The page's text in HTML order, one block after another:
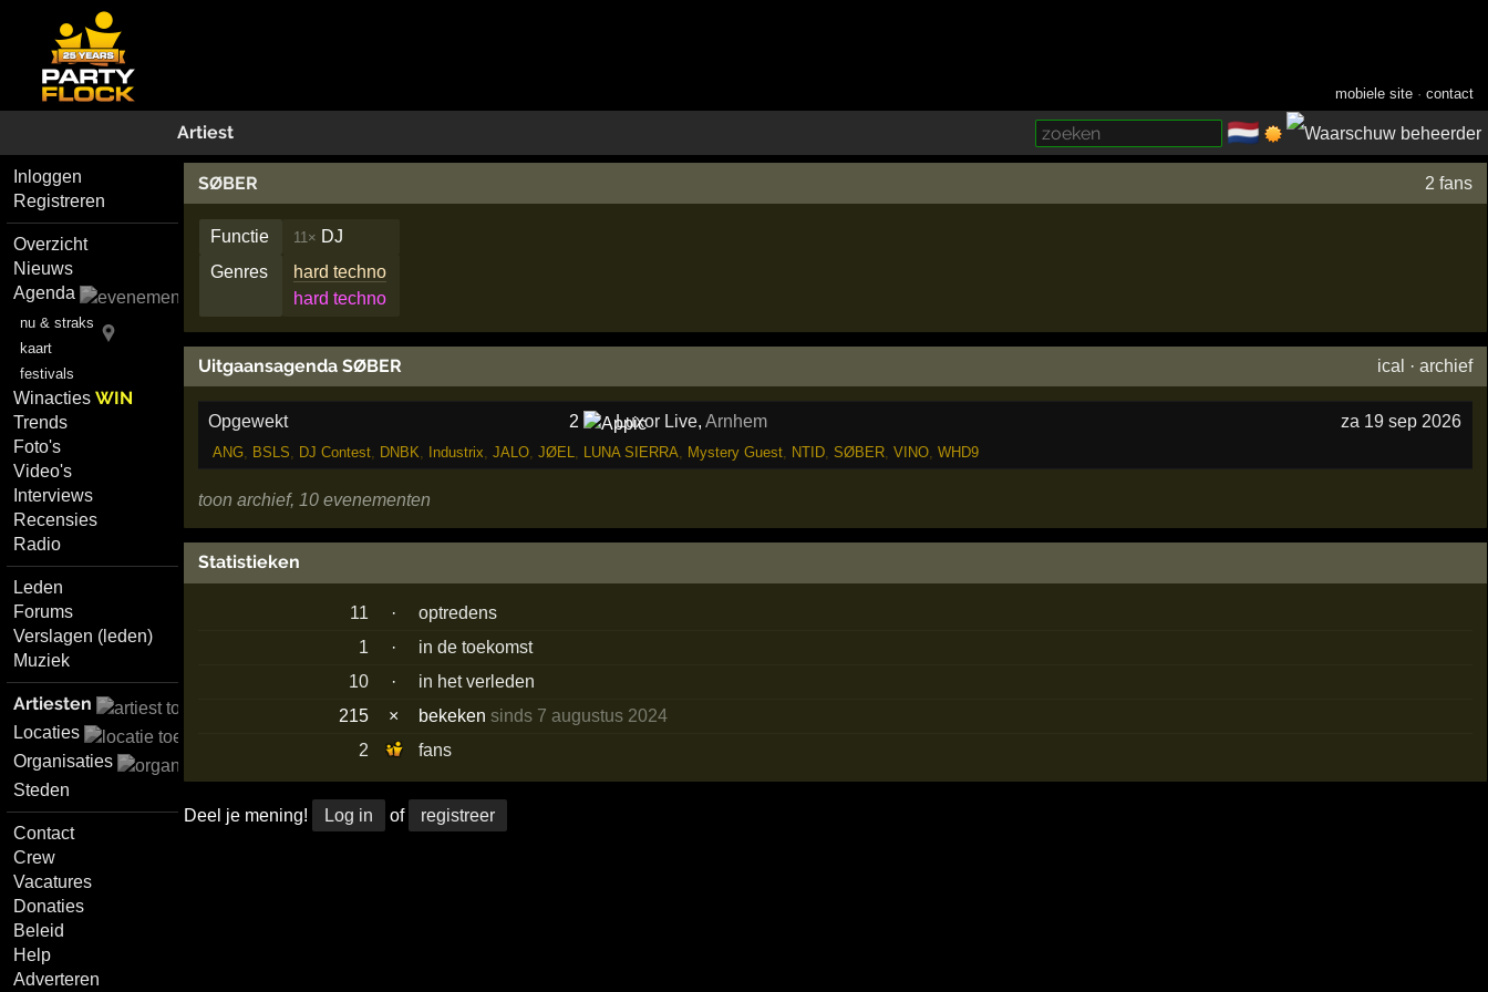
mobiele site ·contact
Artiest 🇳🇱
Inloggen
Registreren
Overzicht
Nieuws
Agenda
nu & straks
kaart
festivals
WinactiesWIN
Trends
Foto's
Video's
Interviews
Recensies
Radio
Leden
Forums
Verslagen (leden)
Muziek
Artiesten
Locaties
Organisaties
Steden
Contact
Crew
Vacatures
Donaties
Beleid
Help
Adverteren
SØBER 2 fans
Functie 11× DJ
Genres
hard techno
hard techno
Uitgaansagenda SØBER ical ·archief
Opgewekt 2 Luxor Live,Arnhem za 19 sep 2026
ANG, BSLS, DJ Contest, DNBK, Industrix, JALO, JØEL, LUNA SIERRA, Mystery Guest, NTID, SØBER, VINO, WHD9
toon archief, 10 evenementen
Statistieken
11 ·
optredens
1
·
in de toekomst
10
·
in het verleden
215
× bekekensinds 7 augustus 2024
2
fans
Deel je mening! Log in of registreer